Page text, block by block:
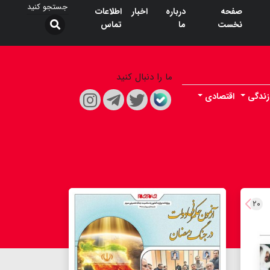
صفحه
نخست
درباره
ما
اخبار
اطلاعات
تماس
زندگی
اقتصادی
ما را دنبال کنید
۲۰